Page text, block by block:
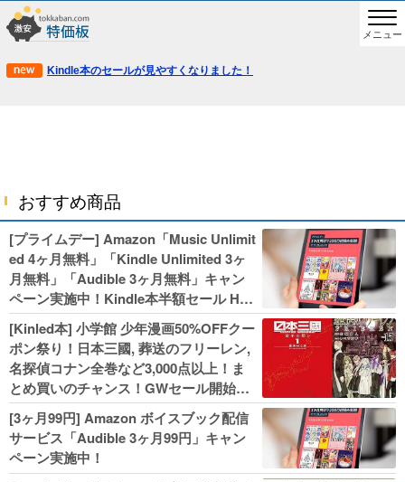
メニュー
Kindle本のセールが見やすくなりました！
おすすめ商品
[プライムデー] Amazon「Music Unlimit
ed 4ヶ月無料」「Kindle Unlimited 3ヶ
月無料」「Audible 3ヶ月無料」キャン
ペーン実施中！Kindle本半額セール HU
NTER×HUNTERなど集英社、無職転生,
幼女戦記などKADOKAWA、キャプテン
翼100円セールも！
[Kinled本] 小学館 少年漫画50%OFFクー
ポン祭り！日本三國, 葬送のフリーレン,
名探偵コナン全巻など3,000点以上！ま
とめ買いのチャンス！GWセール開始！
人気コミック多数 カドカワ祭やIT関連本
がセールに！
[3ヶ月99円] Amazon ボイスブック配信
サービス「Audible 3ヶ月99円」キャン
ペーン実施中！